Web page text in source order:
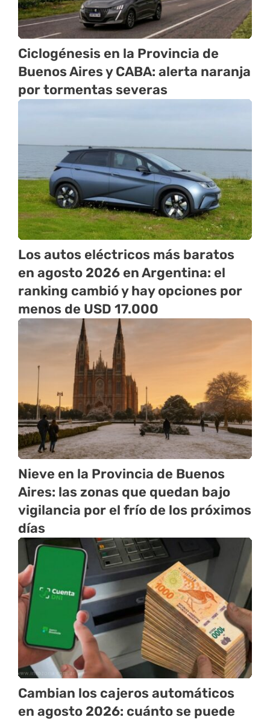
Ciclogénesis en la Provincia de
Buenos Aires y CABA: alerta naranja
por tormentas severas
Los autos eléctricos más baratos
en agosto 2026 en Argentina: el
ranking cambió y hay opciones por
menos de USD 17.000
Nieve en la Provincia de Buenos
Aires: las zonas que quedan bajo
vigilancia por el frío de los próximos
días
Cambian los cajeros automáticos
en agosto 2026: cuánto se puede